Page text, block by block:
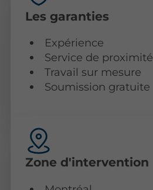
Les garanties
Expérience
Service de proximité
Travail sur mesure
Soumission gratuite
Zone d'intervention